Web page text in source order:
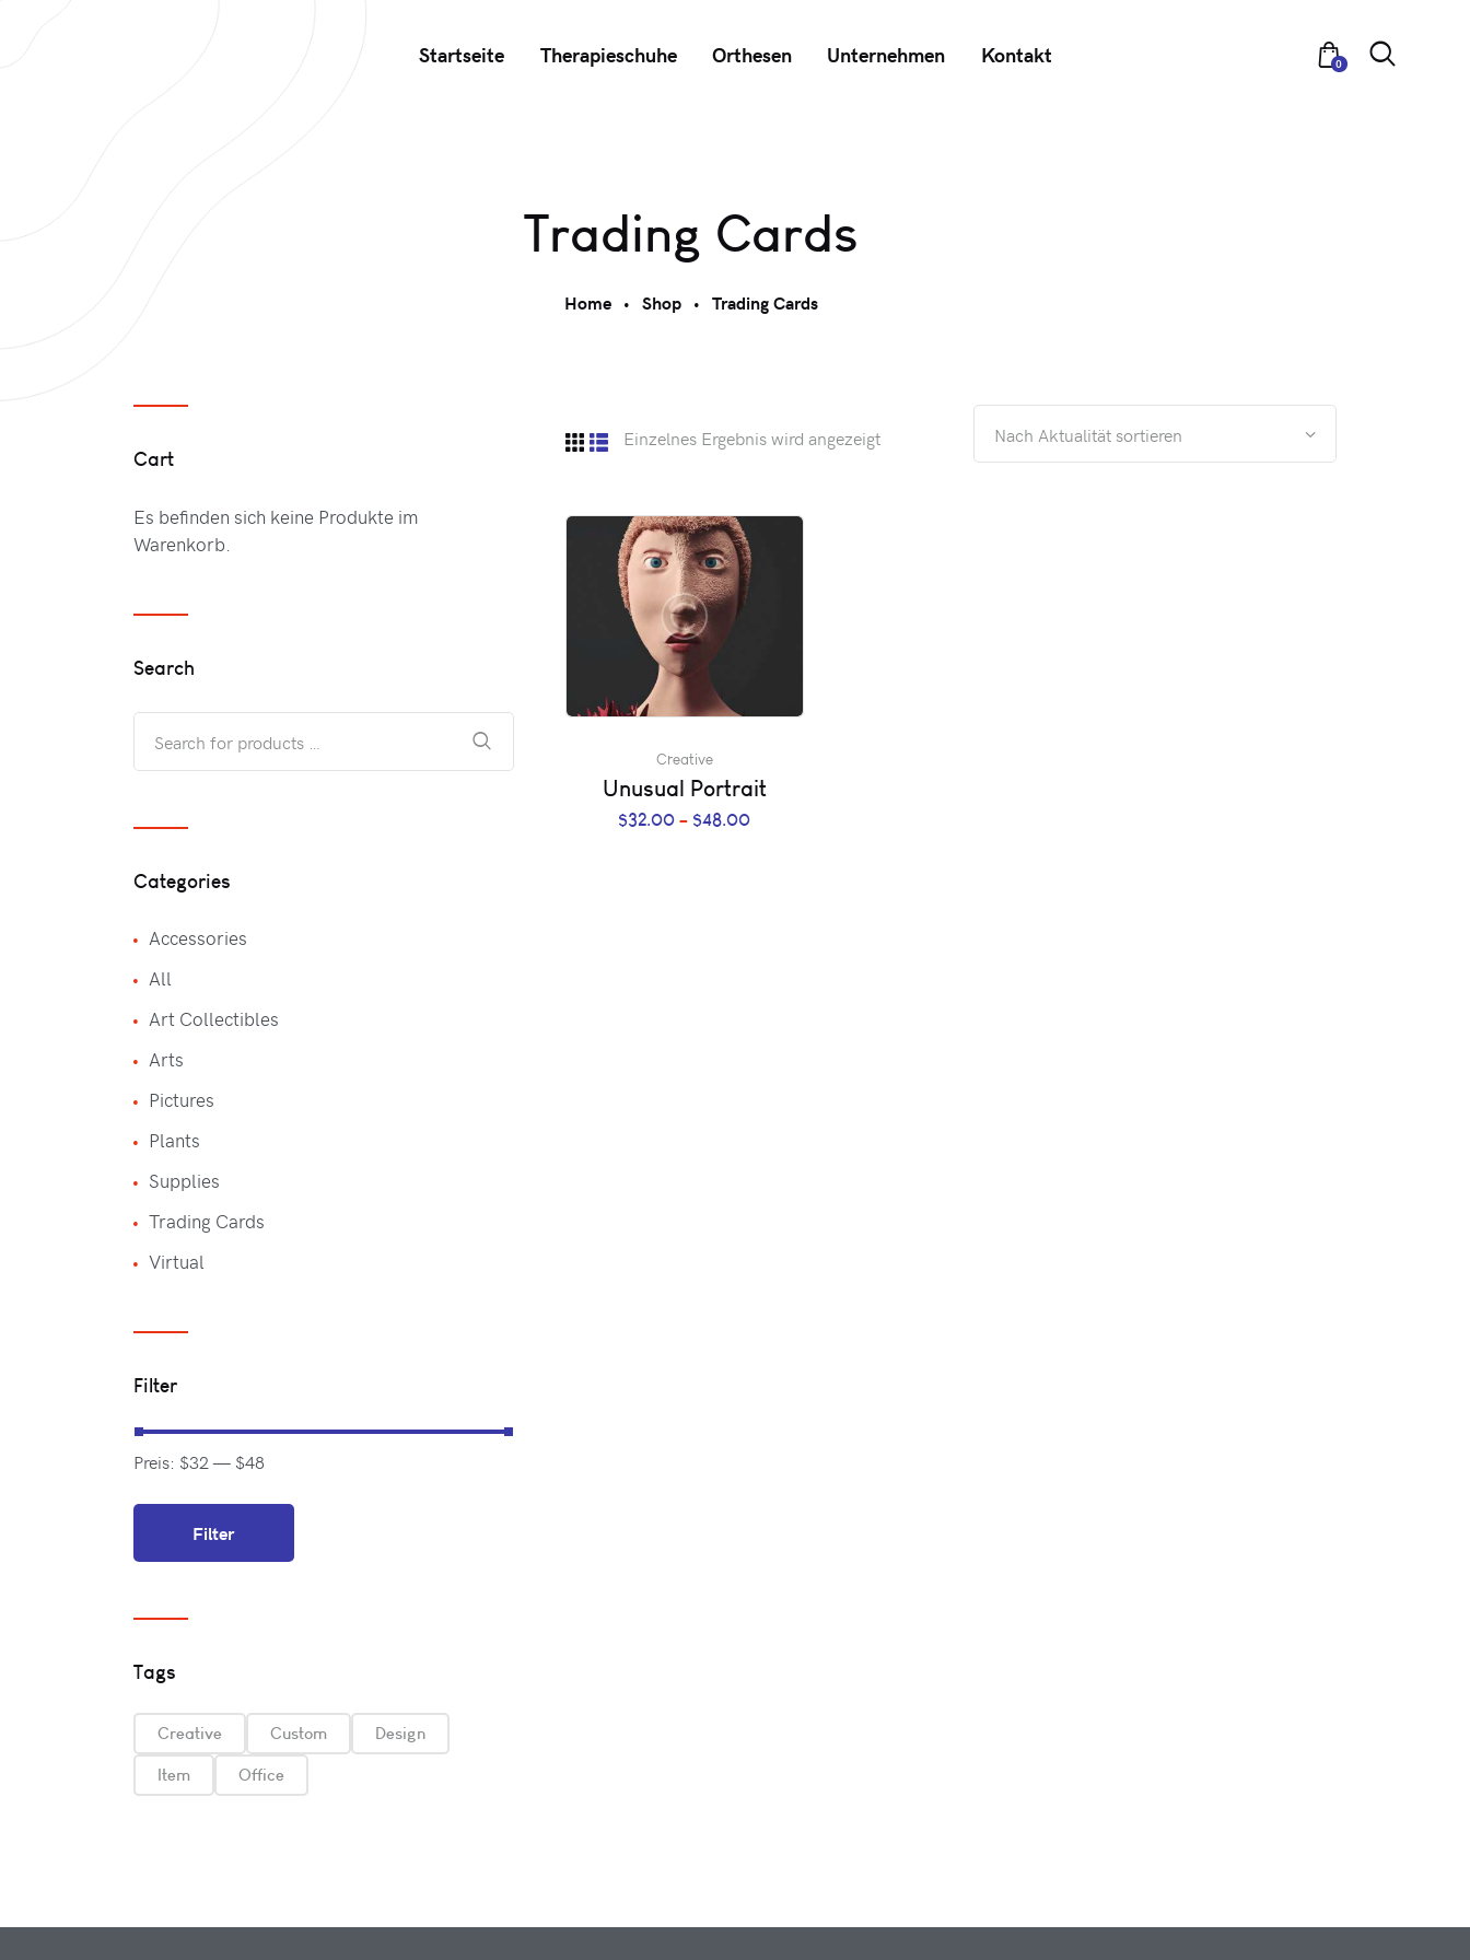
Startseite Therapieschuhe Orthesen Unternehmen Kontakt 0
Trading Cards
Home Shop Trading Cards
Einzelnes Ergebnis wird angezeigt
Creative
Unusual Portrait
$32.00 – $48.00
Cart
Es befinden sich keine Produkte im
Warenkorb.
Search
Categories
Accessories
All
Art Collectibles
Arts
Pictures
Plants
Supplies
Trading Cards
Virtual
Filter
Filter
Preis: $32— $48
Tags
Creative Custom
Design
Item
Office